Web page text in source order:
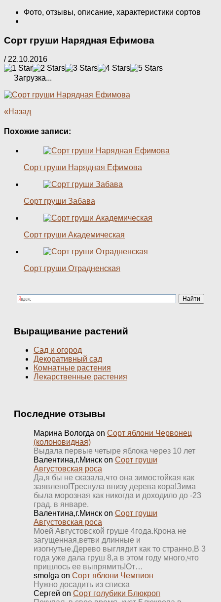
Фото, отзывы, описание, характеристики сортов
Сорт груши Нарядная Ефимова
/22.10.2016
Загрузка...
«Назад
Похожие записи:
Сорт груши Нарядная Ефимова
Сорт груши Забава
Сорт груши Академическая
Сорт груши Отрадненская
Выращивание растений
Сад и огород
Декоративный сад
Комнатные растения
Лекарственные растения
Последние отзывы
Марина Вологда on Сорт яблони Червонец
(колоновидная)
Выдала первые четыре яблока через 10 лет
Валентина,г.Минск on Сорт груши
Августовская роса
Да,я бы не сказала,что она зимостойкая как
заявлено!Треснула внизу дерева кора!Зима
была морозная как никогда и доходило до -23
град. в январе.
Валентина,г.Минск on Сорт груши
Августовская роса
Моей Августовской груше 4года.Крона не
загущенная,ветви длинные и
изогнутые.Дерево выглядит как то странно,В 3
года уже дала груш 8,а в этом году много,что
пришлось ее выпрямить!От…
smolga on Сорт яблони Чемпион
Нужно досадить из списка
Сергей on Сорт голубики Блюкроп